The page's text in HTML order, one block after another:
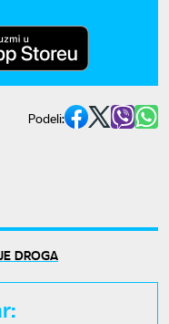
Podeli:
DROGA